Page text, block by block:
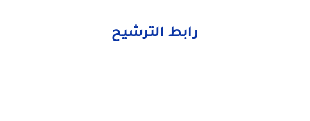
رابط الترشيح